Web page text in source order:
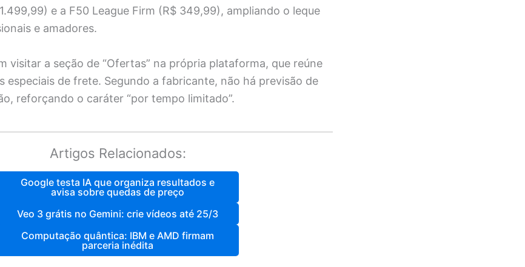
e a F50 League Firm (R$ 349,99), ampliando o leque
e amadores.
visitar a seção de “Ofertas” na própria plataforma, que reúne
especiais de frete. Segundo a fabricante, não há previsão de
reforçando o caráter “por tempo limitado”.
Artigos Relacionados:
Google testa IA que organiza resultados e
avisa sobre quedas de preço
Veo 3 grátis no Gemini: crie vídeos até 25/3
Computação quântica: IBM e AMD firmam
parceria inédita